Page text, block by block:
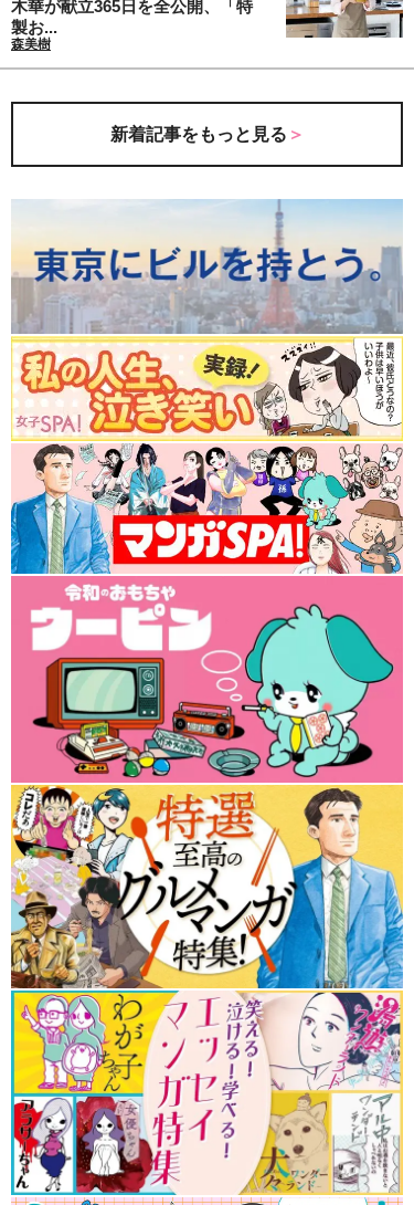
木華が献立365日を全公開、「特
製お...
森美樹
新着記事をもっと見る